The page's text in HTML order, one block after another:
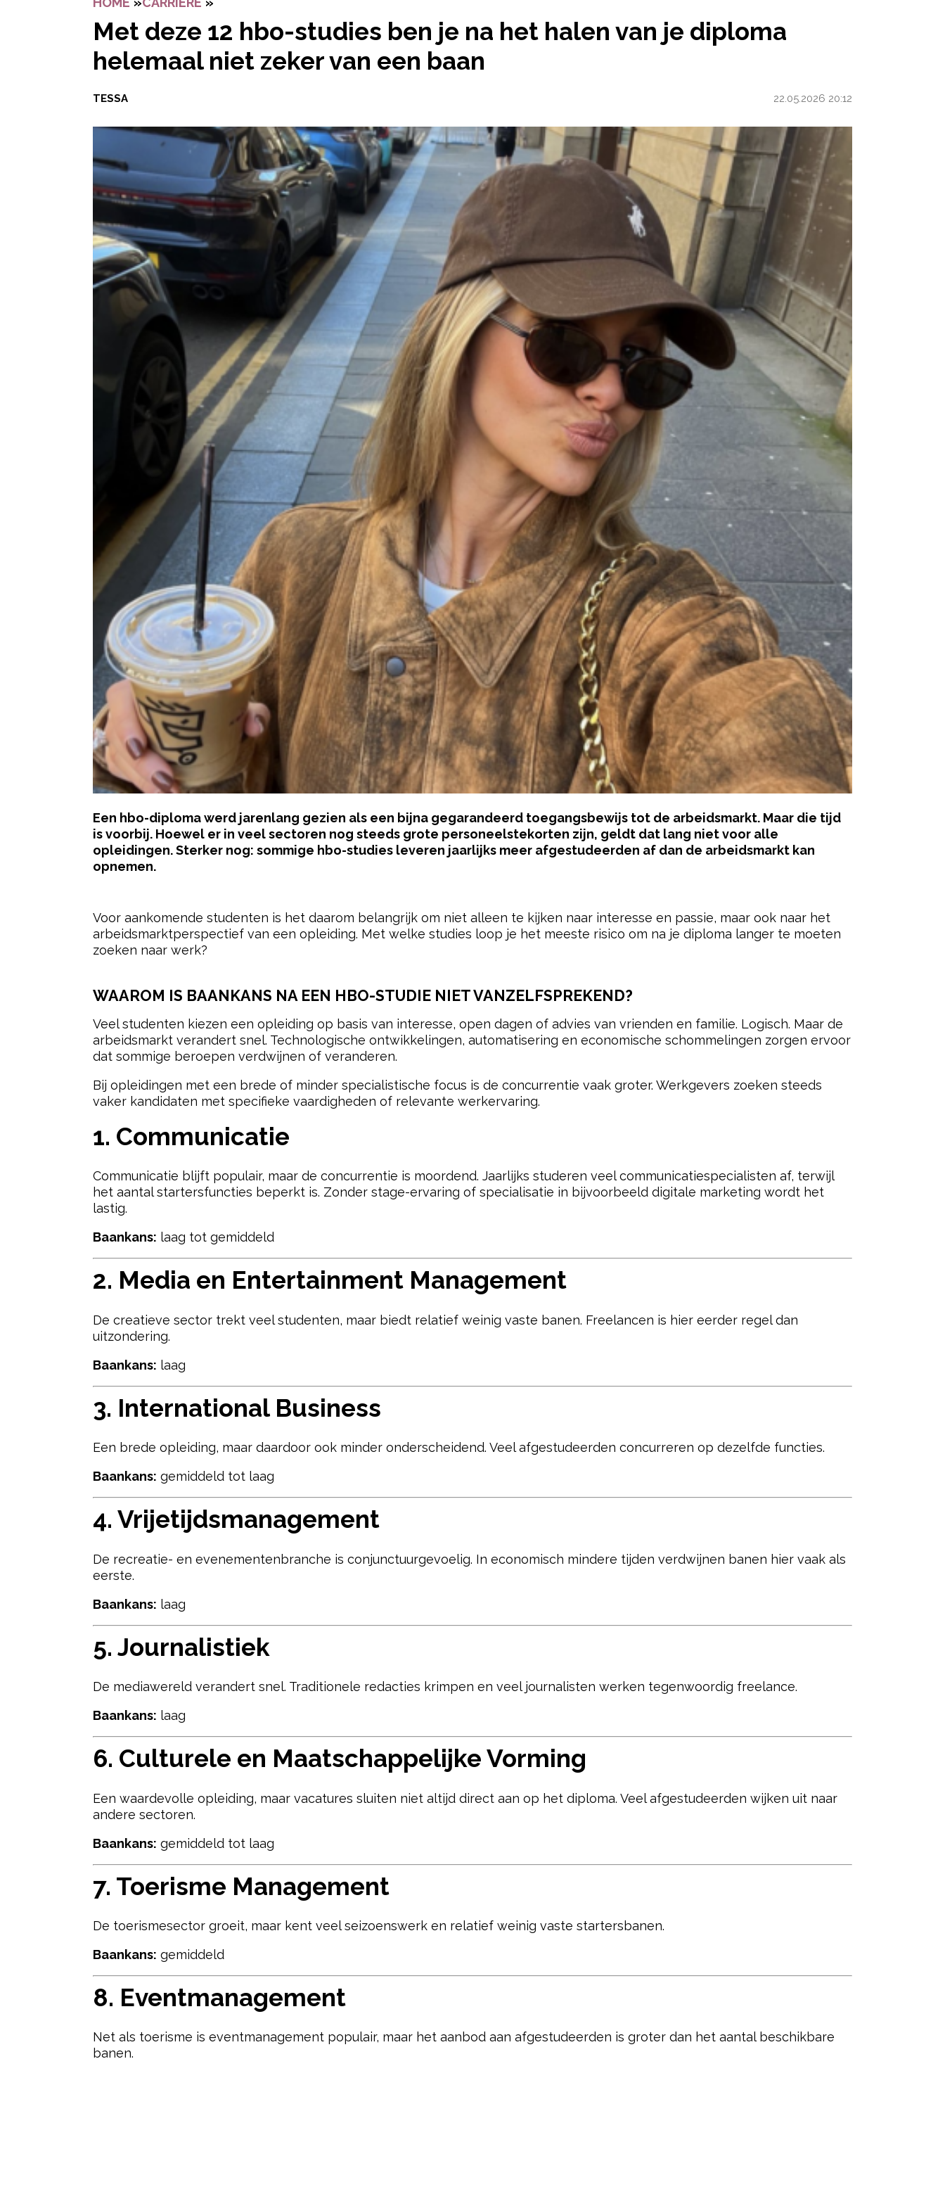
Met deze 12 hbo-studies ben je na het halen van je diploma
helemaal niet zeker van een baan
TESSA 22.05.2026 20:12
Een hbo-diploma werd jarenlang gezien als een bijna gegarandeerd toegangsbewijs tot de arbeidsmarkt. Maar die tijd
is voorbij. Hoewel er in veel sectoren nog steeds grote personeelstekorten zijn, geldt dat lang niet voor alle
opleidingen. Sterker nog: sommige hbo-studies leveren jaarlijks meer afgestudeerden af dan de arbeidsmarkt kan
opnemen.
Voor aankomende studenten is het daarom belangrijk om niet alleen te kijken naar interesse en passie, maar ook naar het
arbeidsmarktperspectief van een opleiding. Met welke studies loop je het meeste risico om na je diploma langer te moeten
zoeken naar werk?
WAAROM IS BAANKANS NA EEN HBO-STUDIE NIET VANZELFSPREKEND?
Veel studenten kiezen een opleiding op basis van interesse, open dagen of advies van vrienden en familie. Logisch. Maar de
arbeidsmarkt verandert snel. Technologische ontwikkelingen, automatisering en economische schommelingen zorgen ervoor
dat sommige beroepen verdwijnen of veranderen.
Bij opleidingen met een brede of minder specialistische focus is de concurrentie vaak groter. Werkgevers zoeken steeds
vaker kandidaten met specifieke vaardigheden of relevante werkervaring.
1. Communicatie
Communicatie blijft populair, maar de concurrentie is moordend. Jaarlijks studeren veel communicatiespecialisten af, terwijl
het aantal startersfuncties beperkt is. Zonder stage-ervaring of specialisatie in bijvoorbeeld digitale marketing wordt het
lastig.
Baankans: laag tot gemiddeld
2. Media en Entertainment Management
De creatieve sector trekt veel studenten, maar biedt relatief weinig vaste banen. Freelancen is hier eerder regel dan
uitzondering.
Baankans: laag
3. International Business
Een brede opleiding, maar daardoor ook minder onderscheidend. Veel afgestudeerden concurreren op dezelfde functies.
Baankans: gemiddeld tot laag
4. Vrijetijdsmanagement
De recreatie- en evenementenbranche is conjunctuurgevoelig. In economisch mindere tijden verdwijnen banen hier vaak als
eerste.
Baankans: laag
5. Journalistiek
De mediawereld verandert snel. Traditionele redacties krimpen en veel journalisten werken tegenwoordig freelance.
Baankans: laag
6. Culturele en Maatschappelijke Vorming
Een waardevolle opleiding, maar vacatures sluiten niet altijd direct aan op het diploma. Veel afgestudeerden wijken uit naar
andere sectoren.
Baankans: gemiddeld tot laag
7. Toerisme Management
De toerismesector groeit, maar kent veel seizoenswerk en relatief weinig vaste startersbanen.
Baankans: gemiddeld
8. Eventmanagement
Net als toerisme is eventmanagement populair, maar het aanbod aan afgestudeerden is groter dan het aantal beschikbare
banen.